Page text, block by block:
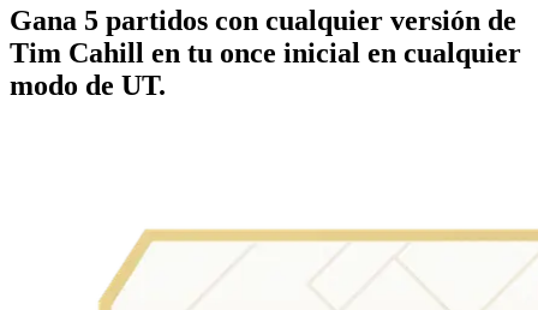
Gana 5 partidos con cualquier versión de
Tim Cahill en tu once inicial en cualquier
modo de UT.